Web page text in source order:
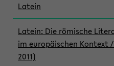
Latein
Latein: Die römische
im europäischen Kontext
2011)